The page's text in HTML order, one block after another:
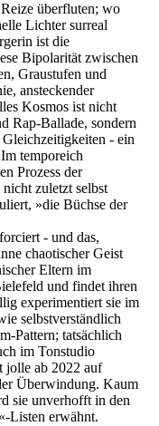
überfluten; wo
Lichter surreal
ist die
Bipolarität zwischen
Graustufen und
ansteckender
Kosmos ist nicht
Rap-Ballade, sondern
- ein
temporeich
Prozess der
zuletzt selbst
»die Büchse der
- und das,
chaotischer Geist
Eltern im
und findet ihren
experimentiert sie im
selbstverständlich
Pattern; tatsächlich
im Tonstudio
jolle ab 2022 auf
Überwindung. Kaum
sie unverhofft in den
Listen erwähnt.